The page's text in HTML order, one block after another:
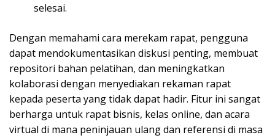
selesai.
Dengan memahami cara merekam rapat, pengguna
dapat mendokumentasikan diskusi penting, membuat
repositori bahan pelatihan, dan meningkatkan
kolaborasi dengan menyediakan rekaman rapat
kepada peserta yang tidak dapat hadir. Fitur ini sangat
berharga untuk rapat bisnis, kelas online, dan acara
virtual di mana peninjauan ulang dan referensi di masa